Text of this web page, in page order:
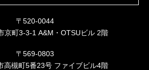
〒520-0044
京町3-3-1 A&M・OTSUビル 2階
〒569-0803
高槻町5番23号 ファイブビル4階